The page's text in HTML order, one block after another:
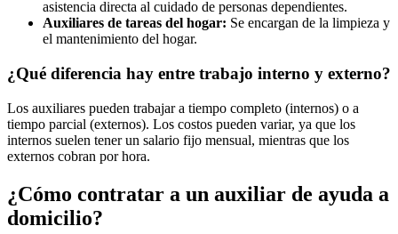
asistencia directa al cuidado de personas dependientes.
Auxiliares de tareas del hogar: Se encargan de la limpieza y
el mantenimiento del hogar.
¿Qué diferencia hay entre trabajo interno y externo?
Los auxiliares pueden trabajar a tiempo completo (internos) o a
tiempo parcial (externos). Los costos pueden variar, ya que los
internos suelen tener un salario fijo mensual, mientras que los
externos cobran por hora.
¿Cómo contratar a un auxiliar de ayuda a
domicilio?